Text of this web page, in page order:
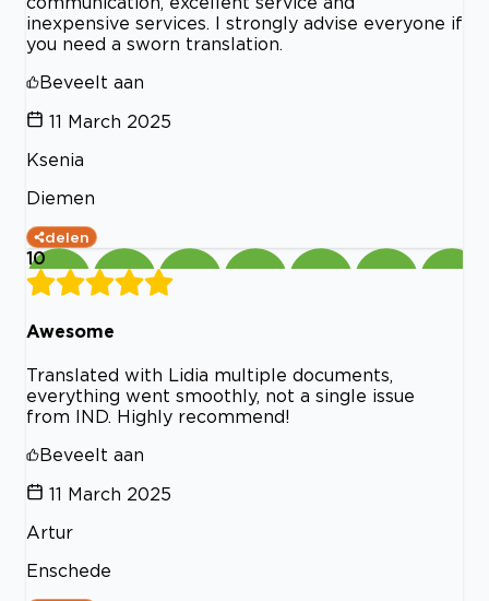
inexpensive services. I strongly advise everyone if
you need a sworn translation.
Beveelt aan
11 March 2025
Ksenia
Diemen
delen
10
Awesome
Translated with Lidia multiple documents,
everything went smoothly, not a single issue
from IND. Highly recommend!
Beveelt aan
11 March 2025
Artur
Enschede